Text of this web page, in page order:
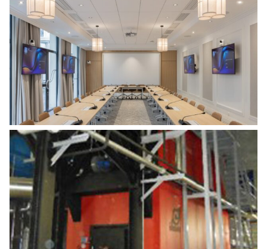
TRANSFORMATION D’ESPACES DE
BUREAUX
Tertiaire
CONSTRUCTION D’UNE CHAUFFERIE
BIOMASSE
Energies